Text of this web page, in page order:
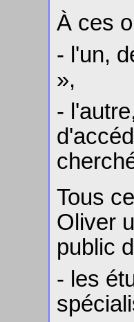
À ces
- l'un,
»,
-
Tous
Oliver
public
- les